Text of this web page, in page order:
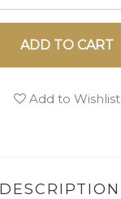
ADD TO CART
Add to Wishlist
DESCRIPTION